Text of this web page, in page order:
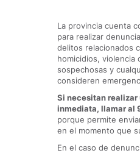
La provincia cuenta
para realizar
delitos relacionados
homicidios, violencia
sospechosas y
consideren
Si necesitan realizar
inmediata, llamar al
porque permite
en el momento que
En el caso de